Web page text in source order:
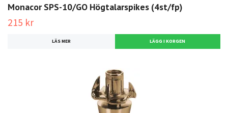
Monacor SPS-10/GO Högtalarspikes (4st/fp)
215 kr
LÄS MER